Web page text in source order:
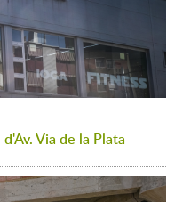
Via de la Plata